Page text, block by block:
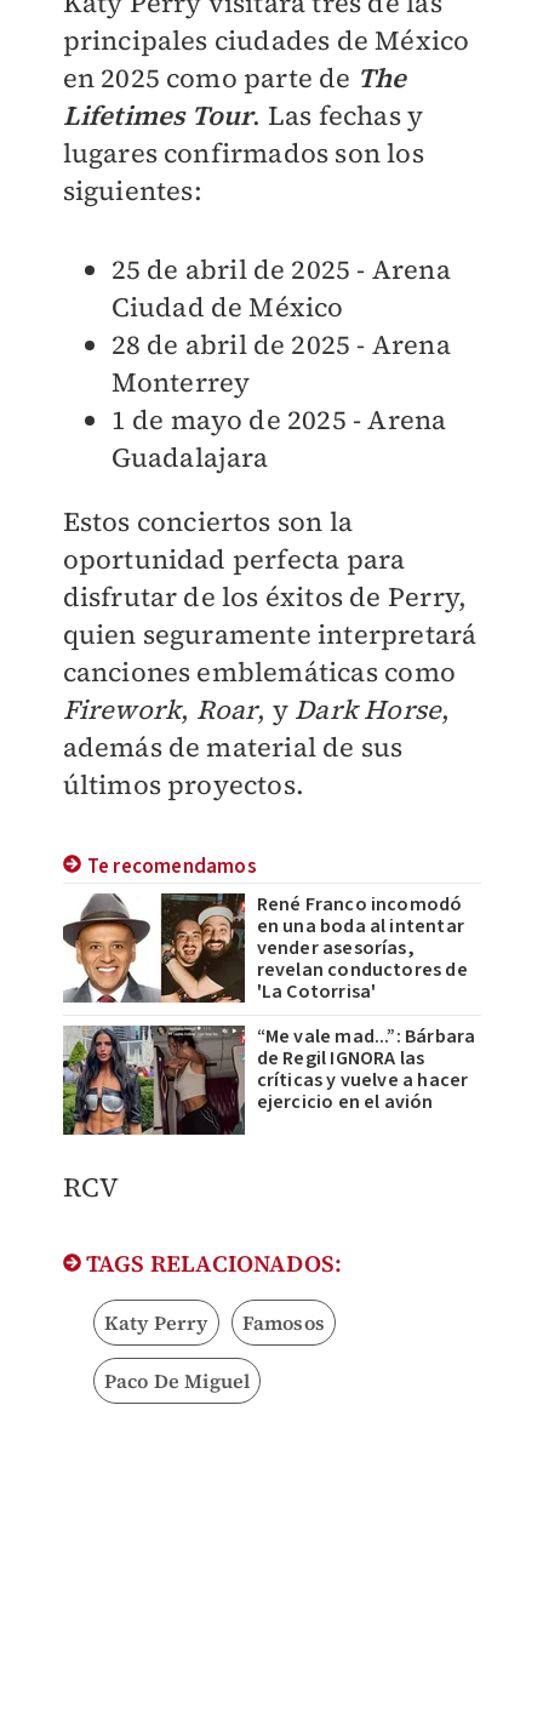
principales ciudades de México
en 2025 como parte de The
Lifetimes Tour. Las fechas y
lugares confirmados son los
siguientes:
25 de abril de 2025 - Arena
Ciudad de México
28 de abril de 2025 - Arena
Monterrey
1 de mayo de 2025 - Arena
Guadalajara
Estos conciertos son la
oportunidad perfecta para
disfrutar de los éxitos de Perry,
quien seguramente interpretará
canciones emblemáticas como
Firework, Roar, y Dark Horse,
además de material de sus
últimos proyectos.
Te recomendamos
René Franco incomodó
en una boda al intentar
vender asesorías,
revelan conductores de
'La Cotorrisa'
“Me vale mad...”: Bárbara
de Regil IGNORA las
críticas y vuelve a hacer
ejercicio en el avión
RCV​
TAGS RELACIONADOS:
Katy Perry Famosos
Paco De Miguel